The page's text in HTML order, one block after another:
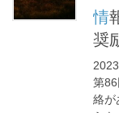
情報処理学会第86回全国大会学生
奨
第
絡が